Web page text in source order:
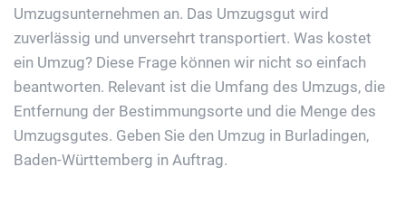
Umzugsunternehmen an. Das Umzugsgut wird
zuverlässig und unversehrt transportiert. Was kostet
ein Umzug? Diese Frage können wir nicht so einfach
beantworten. Relevant ist die Umfang des Umzugs, die
Entfernung der Bestimmungsorte und die Menge des
Umzugsgutes. Geben Sie den Umzug in Burladingen,
Baden-Württemberg in Auftrag.